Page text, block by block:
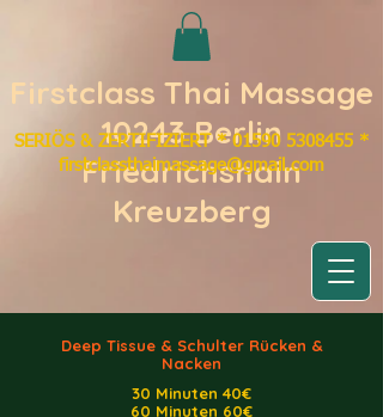
Firstclass Thai Massage
10243 Berlin
Friedrichshain
Kreuzberg
SERIÖS & ZERTIFIZIERT​*01590 5308455 *
firstclassthaimassage@gmail.com
Deep Tissue & Schulter Rücken &
Nacken
30 Minuten 40€
60 Minuten 60€